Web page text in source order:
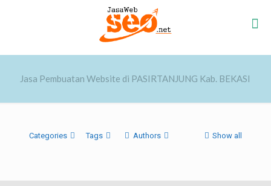
Jasa Pembuatan Website di PASIRTANJUNG Kab. BEKASI
Categories Tags Authors Show all